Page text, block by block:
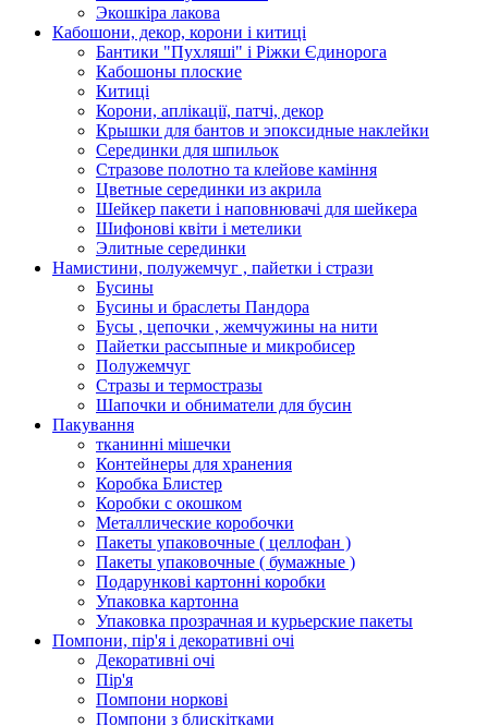
Экошкiра лакова
Кабошони, декор, корони і китиці
Бантики "Пухляші" і Ріжки Єдинорога
Кабошоны плоские
Китиці
Корони, аплікації, патчі, декор
Крышки для бантов и эпоксидные наклейки
Серединки для шпильок
Стразове полотно та клейове каміння
Цветные серединки из акрила
Шейкер пакети і наповнювачі для шейкера
Шифонові квіти і метелики
Элитные серединки
Намистини, полужемчуг , пайетки і стрази
Бусины
Бусины и браслеты Пандора
Бусы , цепочки , жемчужины на нити
Пайетки рассыпные и микробисер
Полужемчуг
Стразы и термостразы
Шапочки и обниматели для бусин
Пакування
тканинні мішечки
Контейнеры для хранения
Коробка Блистер
Коробки с окошком
Металлические коробочки
Пакеты упаковочные ( целлофан )
Пакеты упаковочные ( бумажные )
Подарункові картонні коробки
Упаковка картонна
Упаковка прозрачная и курьерские пакеты
Помпони, пір'я і декоративні очі
Декоративні очі
Пір'я
Помпони норкові
Помпони з блискітками